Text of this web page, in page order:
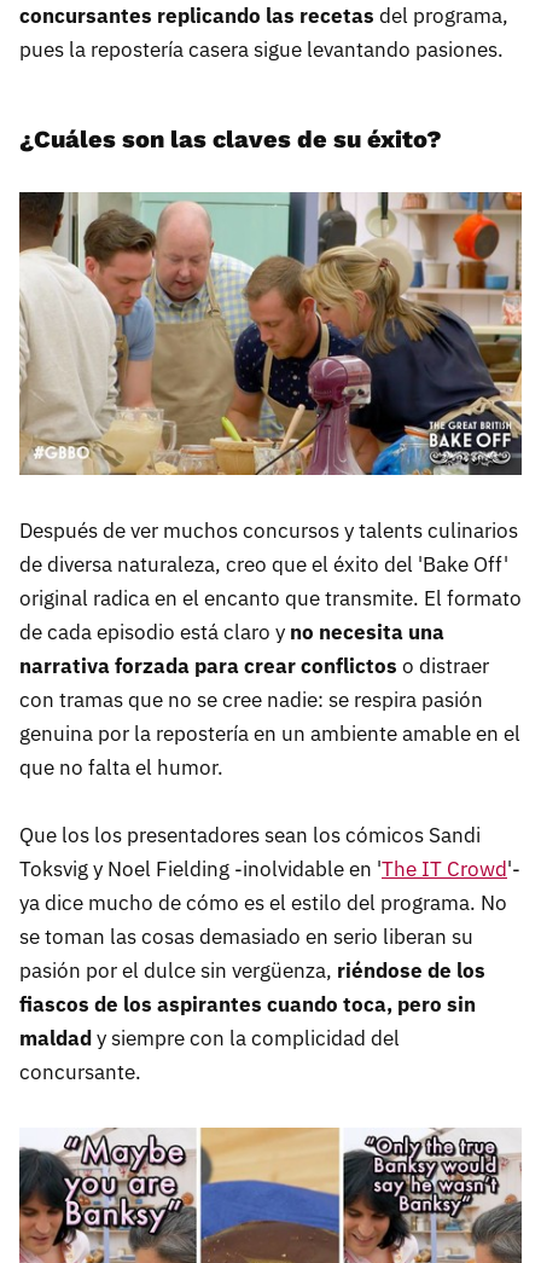
concursantes replicando las recetas del programa,
pues la repostería casera sigue levantando pasiones.
¿Cuáles son las claves de su éxito?
Después de ver muchos concursos y talents culinarios
de diversa naturaleza, creo que el éxito del 'Bake Off'
original radica en el encanto que transmite. El formato
de cada episodio está claro y no necesita una
narrativa forzada para crear conflictos o distraer
con tramas que no se cree nadie: se respira pasión
genuina por la repostería en un ambiente amable en el
que no falta el humor.
Que los los presentadores sean los cómicos Sandi
Toksvig y Noel Fielding -inolvidable en 'The IT Crowd'-
ya dice mucho de cómo es el estilo del programa. No
se toman las cosas demasiado en serio liberan su
pasión por el dulce sin vergüenza, riéndose de los
fiascos de los aspirantes cuando toca, pero sin
maldady siempre con la complicidad del
concursante.